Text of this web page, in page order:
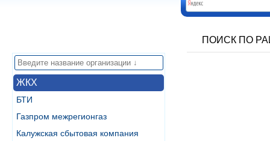
ПОИСК ПО
ЖКХ
БТИ
Газпром межрегионгаз
Калужская сбытовая компания